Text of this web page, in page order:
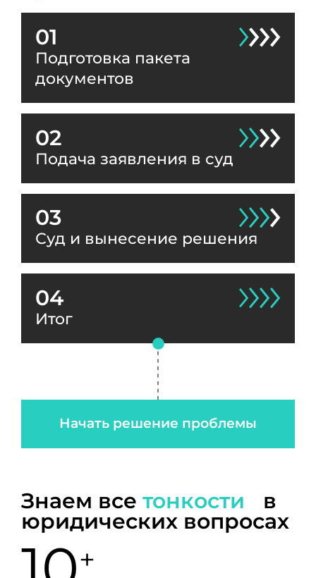
01
Подготовка пакета
документов
02
Подача заявления в суд
03
Суд и вынесение решения
04
Итог
Начать решение проблемы
Знаем все тонкости в
юридических вопросах
+